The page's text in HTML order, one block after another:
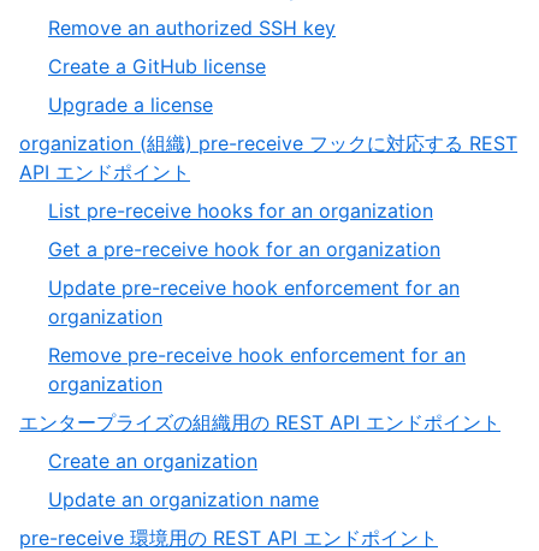
Remove an authorized SSH key
Create a GitHub license
Upgrade a license
organization (組織) pre-receive フックに対応する REST
API エンドポイント
List pre-receive hooks for an organization
Get a pre-receive hook for an organization
Update pre-receive hook enforcement for an
organization
Remove pre-receive hook enforcement for an
organization
エンタープライズの組織用の REST API エンドポイント
Create an organization
Update an organization name
pre-receive 環境用の REST API エンドポイント